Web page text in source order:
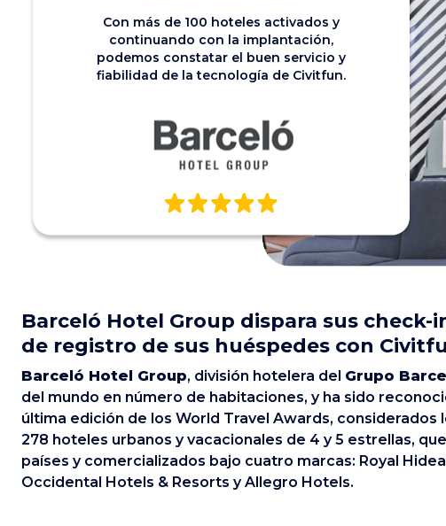
Con más de 100 hoteles activados y
continuando con la implantación,
podemos constatar el buen servicio y
fiabilidad de la tecnología de Civitfun.
Barceló Hotel Group dispara sus
de registro de sus huéspedes con
Barceló Hotel Group, división hotelera del Grupo
del mundo en número de habitaciones, y ha sido
última edición de los World Travel Awards,
278 hoteles urbanos y vacacionales de 4 y 5 estrellas,
países y comercializados bajo cuatro marcas: Royal
Occidental Hotels & Resorts y Allegro Hotels.